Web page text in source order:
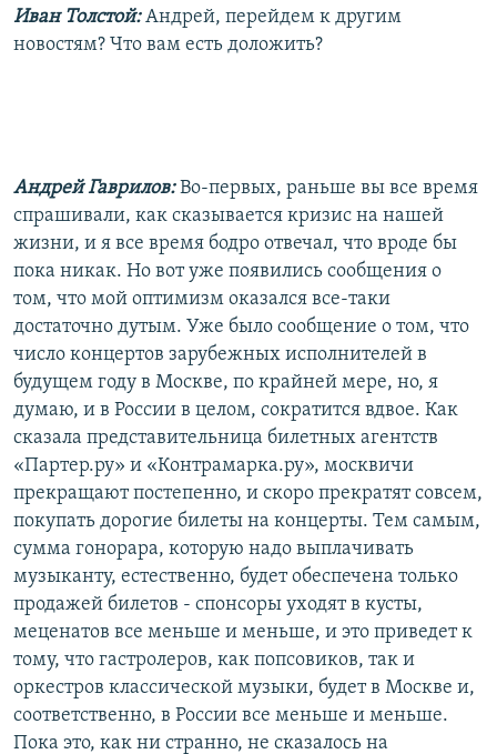
Иван Толстой:Андрей, перейдем к другим
новостям? Что вам есть доложить?
Андрей Гаврилов:Во-первых, раньше вы все время
спрашивали, как сказывается кризис на нашей
жизни, и я все время бодро отвечал, что вроде бы
пока никак. Но вот уже появились сообщения о
том, что мой оптимизм оказался все-таки
достаточно дутым. Уже было сообщение о том, что
число концертов зарубежных исполнителей в
будущем году в Москве, по крайней мере, но, я
думаю, и в России в целом, сократится вдвое. Как
сказала представительница билетных агентств
«Партер.ру» и «Контрамарка.ру», москвичи
прекращают постепенно, и скоро прекратят совсем,
покупать дорогие билеты на концерты. Тем самым,
сумма гонорара, которую надо выплачивать
музыканту, естественно, будет обеспечена только
продажей билетов - спонсоры уходят в кусты,
меценатов все меньше и меньше, и это приведет к
тому, что гастролеров, как попсовиков, так и
оркестров классической музыки, будет в Москве и,
соответственно, в России все меньше и меньше.
Пока это, как ни странно, не сказалось на